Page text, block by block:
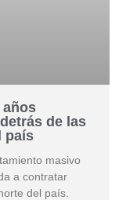
años
de las
país
masivo
a contratar
del país.